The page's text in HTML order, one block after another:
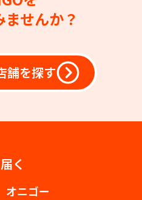
せんか？
舗を探す
く
オニゴー